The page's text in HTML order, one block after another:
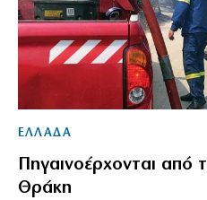
ΕΛΛΑΔΑ
Πηγαινοέρχονται από
Θράκη